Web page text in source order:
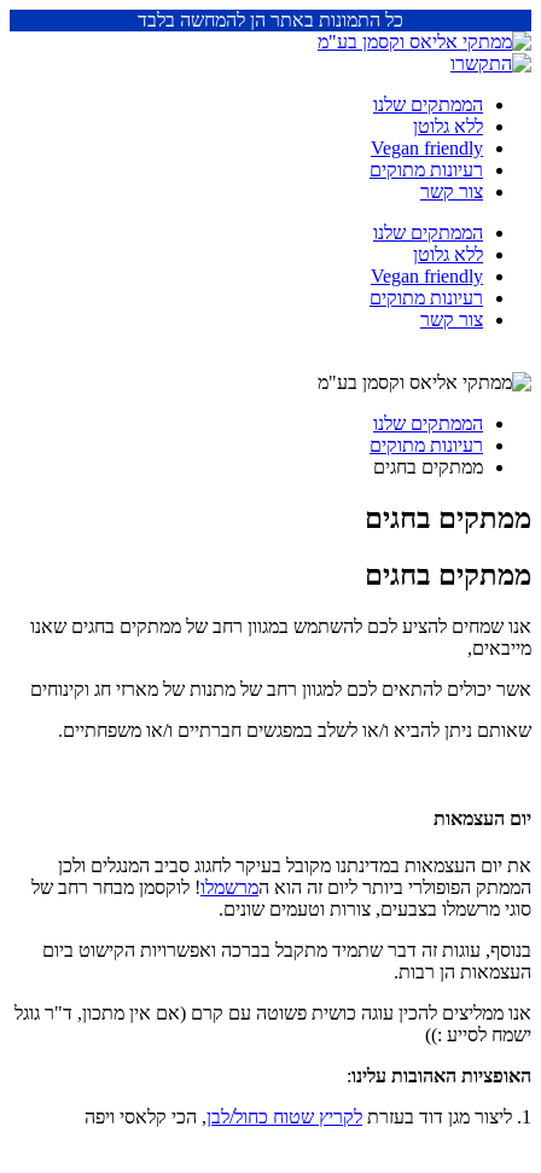
כל התמונות באתר הן להמחשה בלבד
הממתקים שלנו
ללא גלוטן
Vegan friendly
רעיונות מתוקים
צור קשר
הממתקים שלנו
ללא גלוטן
Vegan friendly
רעיונות מתוקים
צור קשר
הממתקים שלנו
רעיונות מתוקים
ממתקים בחגים
ממתקים בחגים
ממתקים בחגים
אנו שמחים להציע לכם להשתמש במגוון רחב של ממתקים בחגים שאנו
מייבאים,
אשר יכולים להתאים לכם למגוון רחב של מתנות של מארזי חג וקינוחים
שאותם ניתן להביא ו/או לשלב במפגשים חברתיים ו/או משפחתיים.
יום העצמאות
את יום העצמאות במדינתנו מקובל בעיקר לחגוג סביב המנגלים ולכן
הממתק הפופולרי ביותר ליום זה הוא המרשמלו! לוקסמן מבחר רחב של
סוגי מרשמלו בצבעים, צורות וטעמים שונים.
בנוסף, עוגות זה דבר שתמיד מתקבל בברכה ואפשרויות הקישוט ביום
העצמאות הן רבות.
אנו ממליצים להכין עוגה כושית פשוטה עם קרם (אם אין מתכון, ד"ר גוגל
ישמח לסייע :))
האופציות האהובות עלינו:
1. ליצור מגן דוד בעזרת
לקריץ שטוח כחול/לבן, הכי קלאסי ויפה